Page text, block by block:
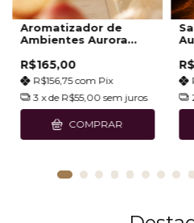
Aromatizador de
Ambientes Aurora
R$165,00
R$156,75com Pix
3 x de R$55,00 sem juros
COMPRAR